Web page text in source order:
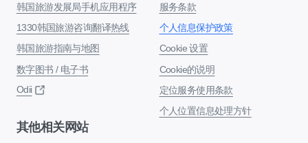
韩国旅游发展局手机应用程序
1330韩国旅游咨询翻译热线
韩国旅游指南与地图
数字图书 / 电子书
Odii
服务条款
个人信息保护政策
Cookie 设置
Cookie的说明
定位服务使用条款
个人位置信息处理方针
其他相关网站